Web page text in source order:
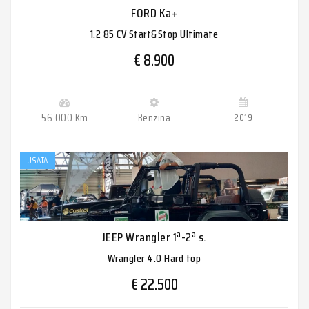
FORD Ka+
1.2 85 CV Start&Stop Ultimate
€ 8.900
56.000 Km Benzina 2019
USATA
JEEP Wrangler 1ª-2ª s.
Wrangler 4.0 Hard top
€ 22.500